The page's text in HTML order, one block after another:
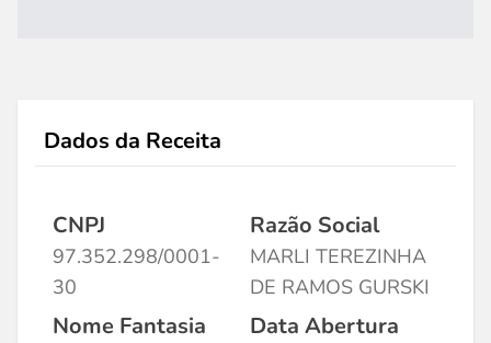
Dados da Receita
CNPJ
97.352.298/0001-
30
Razão Social
MARLI TEREZINHA
DE RAMOS GURSKI
Nome Fantasia Data Abertura